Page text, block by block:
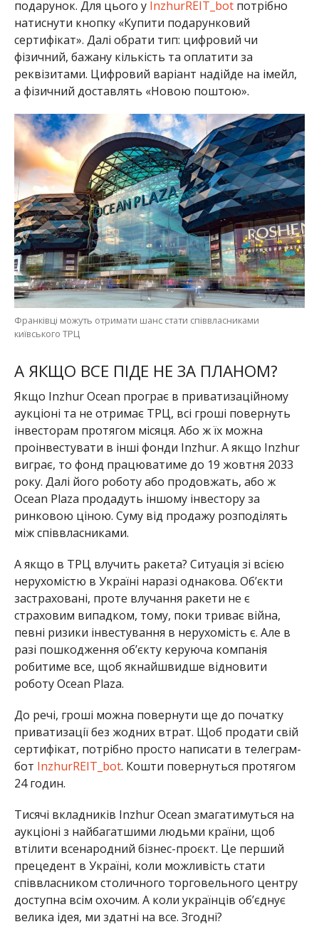
подарунок. Для цього у InzhurREIT_botпотрібно
натиснути кнопку «Купити подарунковий
сертифікат». Далі обрати тип: цифровий чи
фізичний, бажану кількість та оплатити за
реквізитами. Цифровий варіант надійде на імейл,
а фізичний доставлять «Новою поштою».
Франківці можуть отримати шанс стати співвласниками
київського ТРЦ
А ЯКЩО ВСЕ ПІДЕ НЕ ЗА ПЛАНОМ?
Якщо Inzhur Ocean програє в приватизаційному
аукціоні та не отримає ТРЦ, всі гроші повернуть
інвесторам протягом місяця. Або ж їх можна
проінвестувати в інші фонди Inzhur. А якщо Inzhur
виграє, то фонд працюватиме до 19 жовтня 2033
року. Далі його роботу або продовжать, або ж
Ocean Plaza продадуть іншому інвестору за
ринковою ціною. Суму від продажу розподілять
між співвласниками.
А якщо в ТРЦ влучить ракета? Ситуація зі всією
нерухомістю в Україні наразі однакова. Об’єкти
застраховані, проте влучання ракети не є
страховим випадком, тому, поки триває війна,
певні ризики інвестування в нерухомість є. Але в
разі пошкодження об’єкту керуюча компанія
робитиме все, щоб якнайшвидше відновити
роботу Ocean Plaza.
До речі, гроші можна повернути ще до початку
приватизації без жодних втрат. Щоб продати свій
сертифікат, потрібно просто написати в телеграм-
бот InzhurREIT_bot. Кошти повернуться протягом
24 годин.
Тисячі вкладників Inzhur Ocean змагатимуться на
аукціоні з найбагатшими людьми країни, щоб
втілити всенародний бізнес-проєкт. Це перший
прецедент в Україні, коли можливість стати
співвласником столичного торговельного центру
доступна всім охочим. А коли українців об’єднує
велика ідея, ми здатні на все. Згодні?